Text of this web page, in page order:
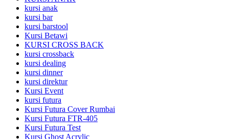
kursi anak
kursi bar
kursi barstool
Kursi Betawi
KURSI CROSS BACK
kursi crossback
kursi dealing
kursi dinner
kursi direktur
Kursi Event
kursi futura
Kursi Futura Cover Rumbai
Kursi Futura FTR-405
Kursi Futura Test
Kursi Ghost Acrylic